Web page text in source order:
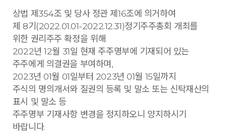
상법 제354조 및 당사 정관 제16조에 의거하여
제 8기(2022.01.01-2022.12.31)정기주주총회 개최를
위한 권리주주 확정을 위해
2022년 12월 31일 현재 주주명부에 기재되어 있는
주주에게 의결권을 부여하며,
2023년 01월 01일부터 2023년 01월 15일까지
주식의 명의개서와 질권의 등록 및 말소 또는 신탁재산의
표시 및 말소 등
주주명부 기재사항 변경을 정지하오니 양지하시기
바랍니다.